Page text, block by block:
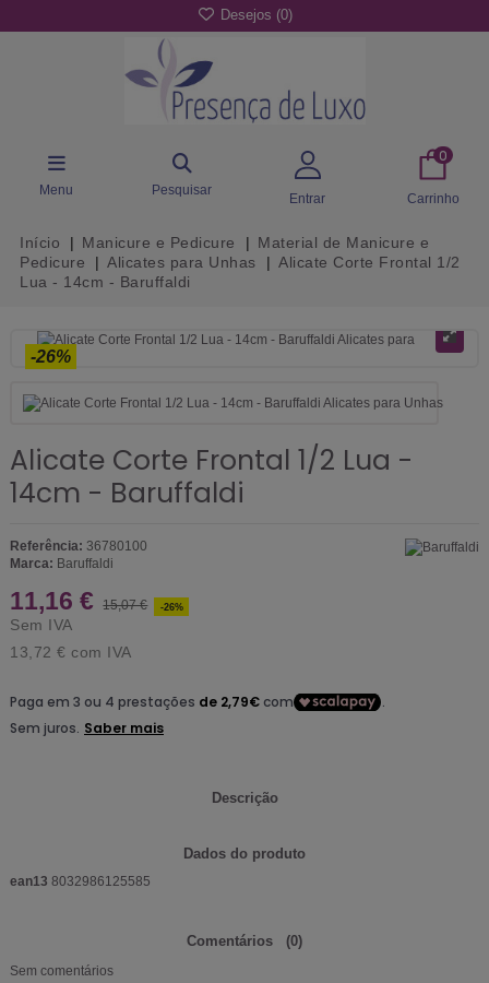
Desejos (0)
Menu Pesquisar
Entrar
0
Carrinho
Início Manicure e Pedicure
Material de Manicure e
Pedicure
Alicates para Unhas
Alicate Corte Frontal 1/2
Lua - 14cm - Baruffaldi
-26%
Alicate Corte Frontal 1/2 Lua -
14cm - Baruffaldi
Referência: 36780100
Marca: Baruffaldi
11,16 € 15,07 € -26%
Sem IVA
13,72 € com IVA
Descrição
Dados do produto
ean13 8032986125585
Comentários (0)
Sem comentários